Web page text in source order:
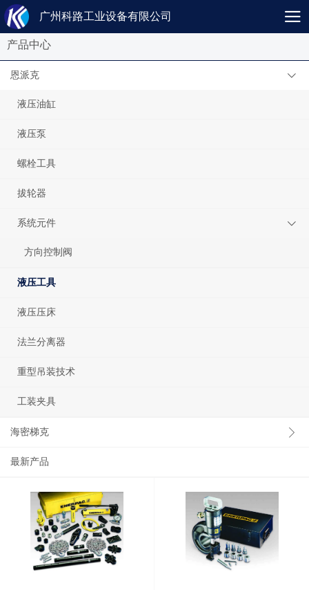
广州科路工业设备有限公司
产品中心
恩派克
液压油缸
液压泵
螺栓工具
拔轮器
系统元件
方向控制阀
液压工具
液压压床
法兰分离器
重型吊装技术
工装夹具
海密梯克
最新产品